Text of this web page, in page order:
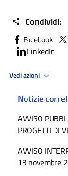
Condividi:
Facebook
LinkedIn
Vedi azioni
Notizie
AVVISO
PROGETTI DI
AVVISO
13 novembre